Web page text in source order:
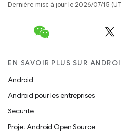
Dernière mise à jour le 2026/07/15
EN SAVOIR PLUS SUR
Android
Android pour les entreprises
Sécurité
Projet Android Open Source